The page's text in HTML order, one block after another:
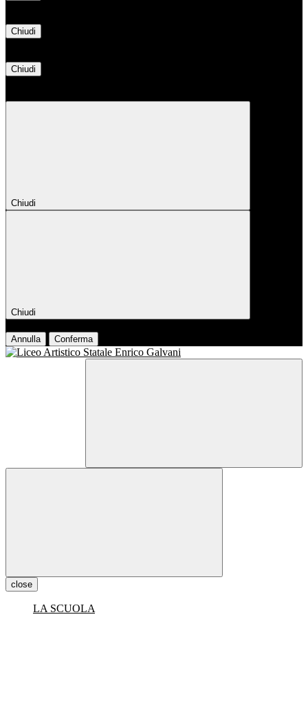
Chiudi
Chiudi
Chiudi
Chiudi
Annulla Conferma
close
LA SCUOLA